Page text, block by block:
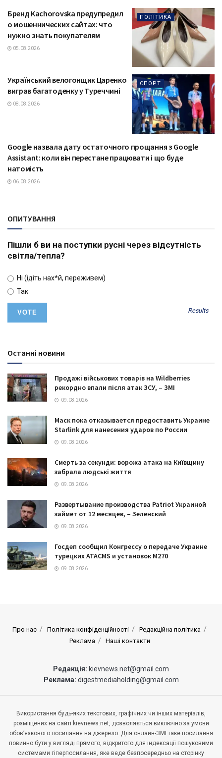
ПОЛІТИКА
Бренд Kachorovska предупредил
о мошеннических сайтах: что
нужно знать покупателям
05.08.2026
СПОРТ
Український велогонщик Царенко
виграв багатоденку у Туреччині
08.08.2026
ТЕХНОЛОГІЇ
Google назвала дату остаточного прощання з Google
Assistant: коли він перестане працювати і що буде
натомість
06.08.2026
ОПИТУВАННЯ
Пішли б ви на поступки русні через відсутність
світла/тепла?
Ні (ідіть нах*й, переживем)
Так
Results
Останні новини
Продажі військових товарів на Wildberries
рекордно впали після атак ЗСУ, – ЗМІ
09.08.2026
Маск пока отказывается предоставить Украине
Starlink для нанесения ударов по России
09.08.2026
Смерть за секунди: ворожа атака на Київщину
забрала людські життя
09.08.2026
Развертывание производства Patriot Украиной
займет от 12 месяцев, – Зеленский
09.08.2026
Госдеп сообщил Конгрессу о передаче Украине
турецких ATACMS и установок M270
09.08.2026
Про нас Політика конфіденційності
Редакційна політика
Реклама
Наші контакти
Редакція: kievnews.net@gmail.com
Реклама: digestmediaholding@gmail.com
Використання будь-яких текстових, графічних чи інших матеріалів,
розміщених на сайті kievnews.net, дозволяється виключно за умови
обов’язкового посилання на джерело. Для онлайн-ЗМІ таке посилання
повинно бути у вигляді прямого, відкритого для індексації пошуковими
системами гіперпосилання, яке веде безпосередньо на сторінку